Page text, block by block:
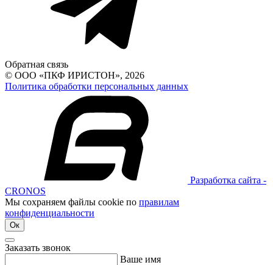
Обратная связь
© ООО «ПКФ ИРИСТОН», 2026
Политика обработки персональных данных
Разработка сайта -
CRONOS
Мы сохраняем файлы cookie по правилам
конфиденциальности
Ок
Заказать звонок
Ваше имя